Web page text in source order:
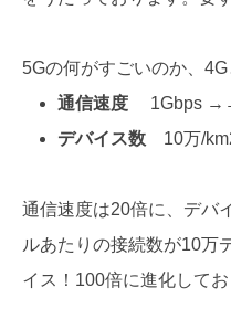
5Gの何がすごいのか、
通信速度 1Gbps
デバイス数 10万/
通信速度は20倍に、デバ
ルあたりの接続数が10万
イス！100倍に進化してお